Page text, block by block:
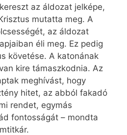
az áldozat jelképe,
mutatta meg. A
az áldozat
éli meg. Ez pedig
követése. A katonának
kire támaszkodnia. Az
meghívást, hogy
hitet, az abból fakadó
rendet, egymás
fontosságát – mondta